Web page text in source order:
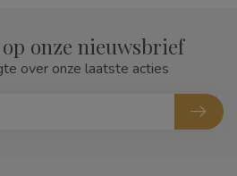
onze nieuwsbrief
over onze laatste acties